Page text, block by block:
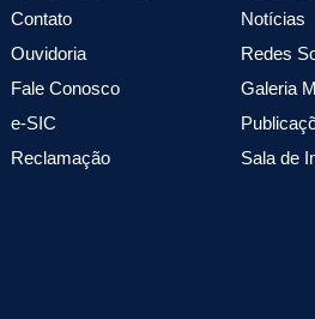
Contato
Ouvidoria
Fale Conosco
e-SIC
Reclamação
Notícias
Redes
Galeria
Sala de